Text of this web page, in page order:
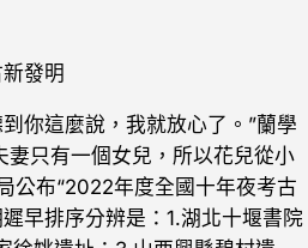
發明
你這麼說，我就放心了。”蘭學
妻只有一個女兒，所以花兒從小
公布“2022年度全國十年夜考古
早排序分辨是：1.湖北十堰書院